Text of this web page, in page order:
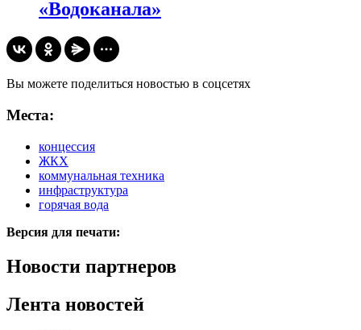
«Водоканала»
Вы можете поделиться новостью в соцсетях
Места:
концессия
ЖКХ
коммунальная техника
инфраструктура
горячая вода
Версия для печати:
Новости партнеров
Лента новостей